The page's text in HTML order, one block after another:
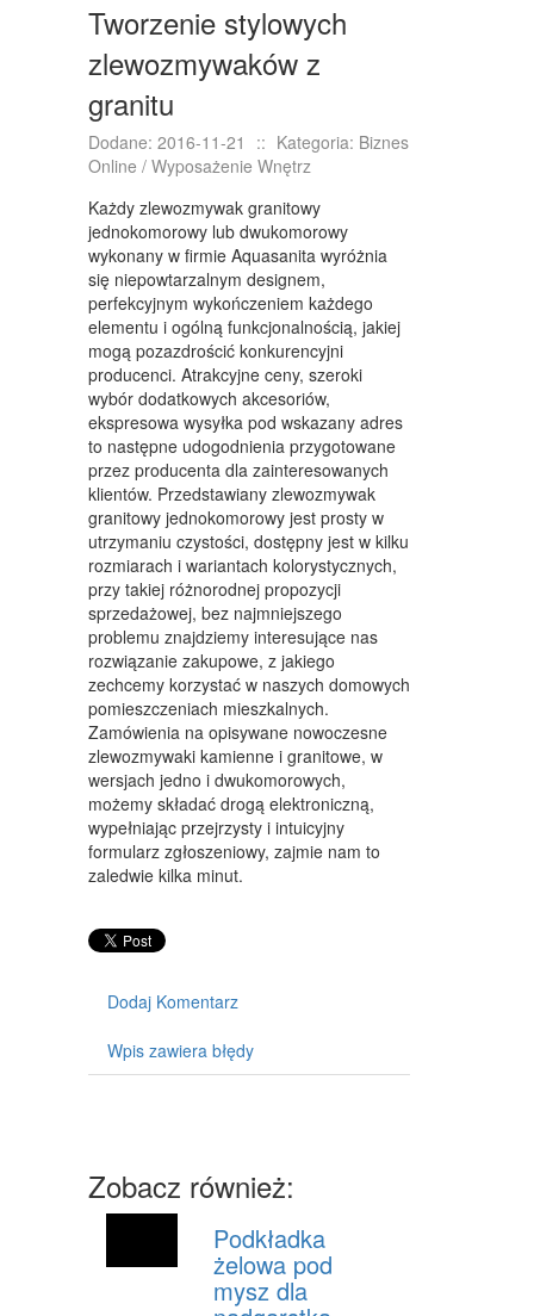
KURSY I SZKOLENIA
BIZNES ONLINE
BIŻUTERIA
DLA DZIECI
MEBLE
WYPOSAŻENIE WNĘTRZ
WYPOSAŻENIE ŁAZIENKI
ODZIEŻ
SPORT
ELEKTRONIKA, RTV, AGD
ART. DLA ZWIERZĄT
OGRÓD, ROŚLINY
CHEMIA
ART. SPOŻYWCZE
MATERIAŁY EKSPLOATACYJNE
INNE SKLEPY
SPRZĘT
MASZYNY
PRZEMYSŁ METALOWY
PRZEWÓZ
TRANSPORT
USŁUGI MOTORYZACYJNE
SALONY, KOMISY
PUBLIC RELATIONS
Tworzenie stylowych
zlewozmywaków z
granitu
Dodane: 2016-11-21 :: Kategoria: Biznes
Online / Wyposażenie Wnętrz
Każdy zlewozmywak granitowy
jednokomorowy lub dwukomorowy
wykonany w firmie Aquasanita wyróżnia
się niepowtarzalnym designem,
perfekcyjnym wykończeniem każdego
elementu i ogólną funkcjonalnością, jakiej
mogą pozazdrościć konkurencyjni
producenci. Atrakcyjne ceny, szeroki
wybór dodatkowych akcesoriów,
ekspresowa wysyłka pod wskazany adres
to następne udogodnienia przygotowane
przez producenta dla zainteresowanych
klientów. Przedstawiany zlewozmywak
granitowy jednokomorowy jest prosty w
utrzymaniu czystości, dostępny jest w kilku
rozmiarach i wariantach kolorystycznych,
przy takiej różnorodnej propozycji
sprzedażowej, bez najmniejszego
problemu znajdziemy interesujące nas
rozwiązanie zakupowe, z jakiego
zechcemy korzystać w naszych domowych
pomieszczeniach mieszkalnych.
Zamówienia na opisywane nowoczesne
zlewozmywaki kamienne i granitowe, w
wersjach jedno i dwukomorowych,
możemy składać drogą elektroniczną,
wypełniając przejrzysty i intuicyjny
formularz zgłoszeniowy, zajmie nam to
zaledwie kilka minut.
Dodaj Komentarz
Wpis zawiera błędy
Zobacz również:
Podkładka
żelowa pod
mysz dla